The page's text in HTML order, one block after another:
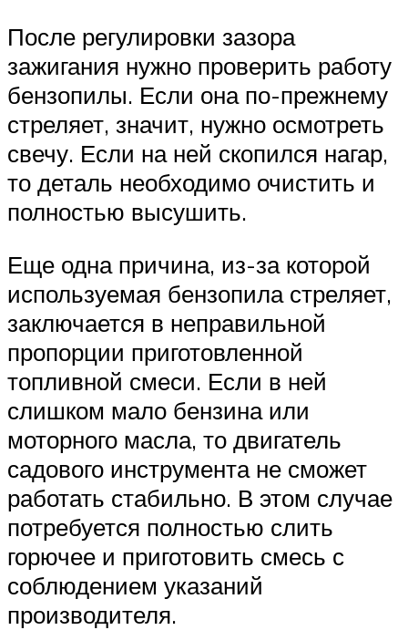
После регулировки зазора
зажигания нужно проверить работу
бензопилы. Если она по-прежнему
стреляет, значит, нужно осмотреть
свечу. Если на ней скопился нагар,
то деталь необходимо очистить и
полностью высушить.
Еще одна причина, из-за которой
используемая бензопила стреляет,
заключается в неправильной
пропорции приготовленной
топливной смеси. Если в ней
слишком мало бензина или
моторного масла, то двигатель
садового инструмента не сможет
работать стабильно. В этом случае
потребуется полностью слить
горючее и приготовить смесь с
соблюдением указаний
производителя.